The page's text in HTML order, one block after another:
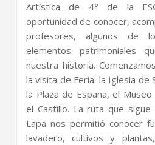
Artística de 4° de la
oportunidad de conocer,
profesores, algunos de
elementos patrimoniales
nuestra historia.
la visita de Feria: la Iglesia de
la Plaza de España, el
el Castillo. La ruta que sigue
Lapa nos permitió conocer
lavadero, cultivos y